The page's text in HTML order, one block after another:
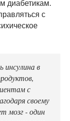
диабетикам.
с
инсулина в
с
своему
мозг - один